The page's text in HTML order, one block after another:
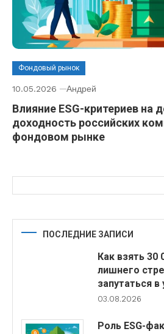
Фондовый рынок
10.05.2026 Андрей
Влияние ESG-критериев на
доходность российских
фондовом рынке
ПОСЛЕДНИЕ ЗАПИСИ
Как взять 30
лишнего
запутаться в
03.08.2026
Роль ESG-